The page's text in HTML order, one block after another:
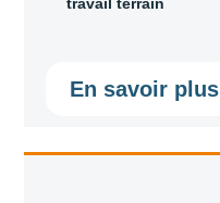
travail terrain
En savoir plus